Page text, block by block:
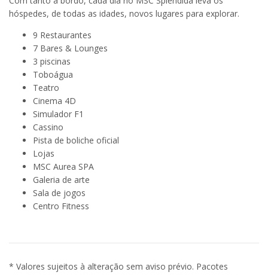
hóspedes, de todas as idades, novos lugares para explorar.
9 Restaurantes
7 Bares & Lounges
3 piscinas
Toboágua
Teatro
Cinema 4D
Simulador F1
Cassino
Pista de boliche oficial
Lojas
MSC Aurea SPA
Galeria de arte
Sala de jogos
Centro Fitness
* Valores sujeitos à alteração sem aviso prévio. Pacotes